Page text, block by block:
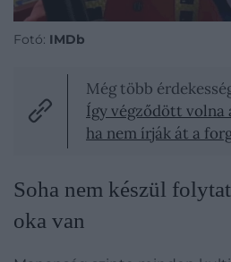
Fotó: IMDb
Még több
Így végződött volna
ha nem írják át a
Soha nem készül
oka van